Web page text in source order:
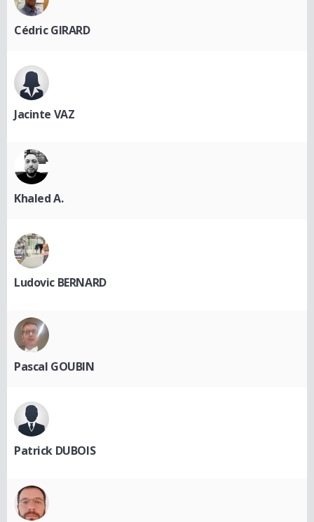
Cédric GIRARD
Jacinte VAZ
Khaled A.
Ludovic BERNARD
Pascal GOUBIN
Patrick DUBOIS